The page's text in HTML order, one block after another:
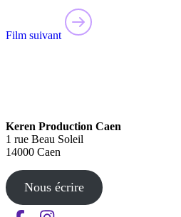
Film suivant
Keren Production Caen
1 rue Beau Soleil
14000 Caen
Nous écrire